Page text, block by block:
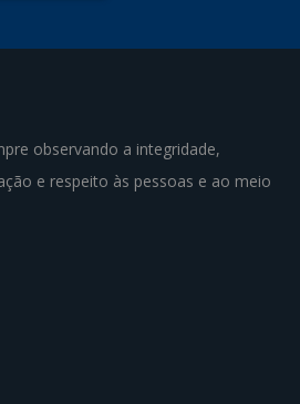
observando a integridade,
e respeito às pessoas e ao meio